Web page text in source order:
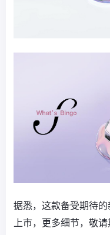
据悉，这款备受期待
上市，更多细节，敬请